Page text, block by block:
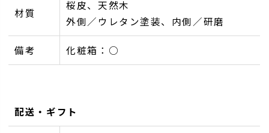
材質
桜皮、天然木
外側／ウレタン塗装、内側／研磨
備考 化粧箱：○
配送・ギフト